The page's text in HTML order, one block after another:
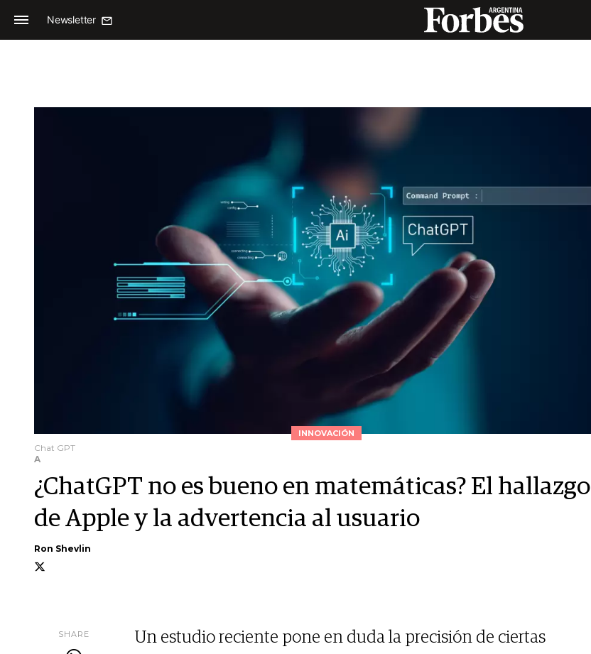
Newsletter
INNOVACIÓN
Chat GPT
A
¿ChatGPT no es bueno en matemáticas? El hallazgo
de Apple y la advertencia al usuario
Ron Shevlin
SHARE
Un estudio reciente pone en duda la precisión de ciertas